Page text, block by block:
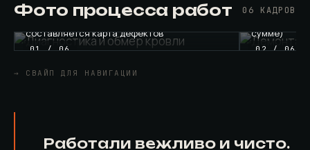
Фото процесса работ 06 КАДРОВ
01 / 06
Диагностика и обмер кровли.Инженер с
дроном осматривает 2 400 м² кровли,
составляется карта дефектов
02 / 06
Демонтаж
сумме)
→ СВАЙП ДЛЯ НАВИГАЦИИ
Работали вежливо и чисто.